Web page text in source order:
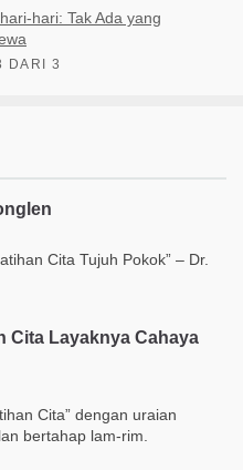
hari: Tak Ada yang
DARI 3
Cita Tujuh Pokok” – Dr.
Cita Layaknya Cahaya
Cita” dengan uraian
bertahap lam-rim.